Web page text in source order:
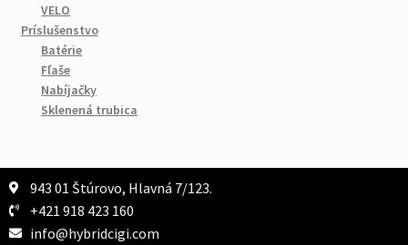
VELO
Príslušenstvo
Batérie
Fľaše
Nabíjačky
Sklenená trubica
943 01 Štúrovo, Hlavná 7/123.
+421 918 423 160
info@hybridcigi.com